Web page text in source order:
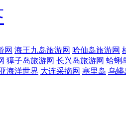
网 海王九岛旅游网 哈仙岛旅游网
獐子岛旅游网 长兴岛旅游网 蛤蜊
海洋世界 大连采摘网 塞里岛 乌蟒